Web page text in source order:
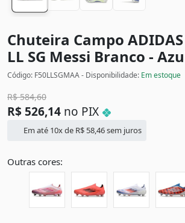
Chuteira Campo
LL SG Messi Branco -
Código: F50LLSGMAA - Disponibilidade: Em estoque
R$584,60
R$ 526,14 no PIX
Em até 10x de R$ 58,46sem juros
Outras cores: